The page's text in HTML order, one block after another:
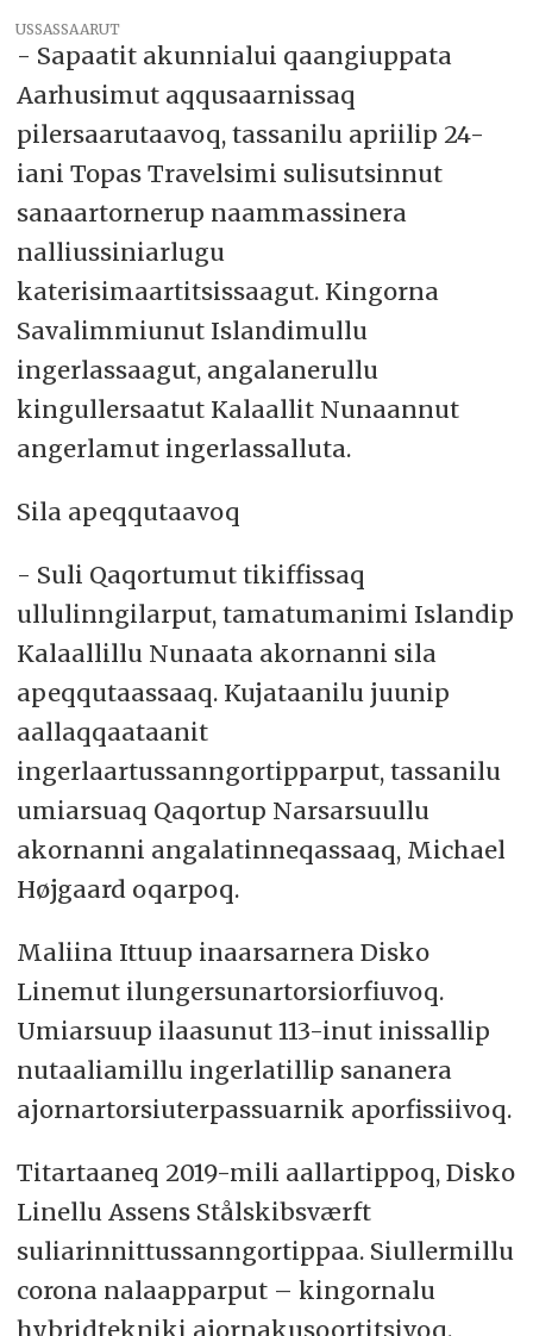
USSASSAARUT
- Sapaatit akunnialui qaangiuppata
Aarhusimut aqqusaarnissaq
pilersaarutaavoq, tassanilu apriilip 24-
iani Topas Travelsimi sulisutsinnut
sanaartornerup naammassinera
nalliussiniarlugu
katerisimaartitsissaagut. Kingorna
Savalimmiunut Islandimullu
ingerlassaagut, angalanerullu
kingullersaatut Kalaallit Nunaannut
angerlamut ingerlassalluta.
Sila apeqqutaavoq
- Suli Qaqortumut tikiffissaq
ullulinngilarput, tamatumanimi Islandip
Kalaallillu Nunaata akornanni sila
apeqqutaassaaq. Kujataanilu juunip
aallaqqaataanit
ingerlaartussanngortipparput, tassanilu
umiarsuaq Qaqortup Narsarsuullu
akornanni angalatinneqassaaq, Michael
Højgaard oqarpoq.
Maliina Ittuup inaarsarnera Disko
Linemut ilungersunartorsiorfiuvoq.
Umiarsuup ilaasunut 113-inut inissallip
nutaaliamillu ingerlatillip sananera
ajornartorsiuterpassuarnik aporfissiivoq.
Titartaaneq 2019-mili aallartippoq, Disko
Linellu Assens Stålskibsværft
suliarinnittussanngortippaa. Siullermillu
corona nalaapparput – kingornalu
hybridtekniki ajornakusoortitsivoq.